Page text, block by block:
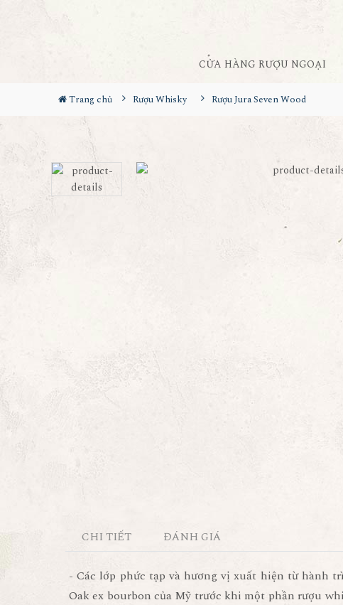
CỬA HÀNG RƯỢU NGOẠI
Trang chủ Rượu Whisky Rượu Jura Seven Wood
CHI TIẾT ĐÁNH GIÁ
- Các lớp phức tạp và hương vị xuất hiện từ hành
Oak ex bourbon của Mỹ trước khi một phần rượu